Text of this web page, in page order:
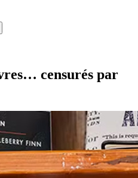
censurés par